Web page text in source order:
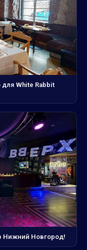
для White Rabbit
Нижний Новгород!